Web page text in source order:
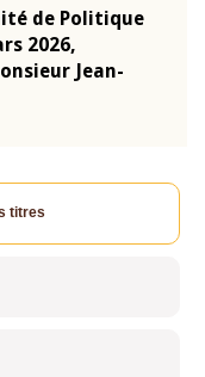
de Politique
2026,
Jean-
titres